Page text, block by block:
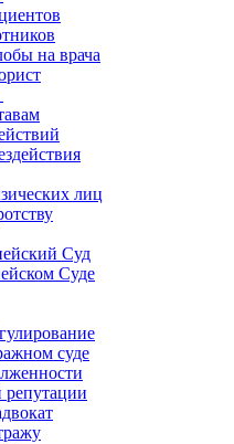
на врача
лиц
Суд
Суде
суде
репутации